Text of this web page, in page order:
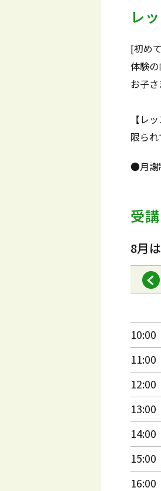
レ
[初め
体験
お子
【レ
限ら
●月謝
受
8月
10:00
11:00
12:00
13:00
14:00
15:00
16:00